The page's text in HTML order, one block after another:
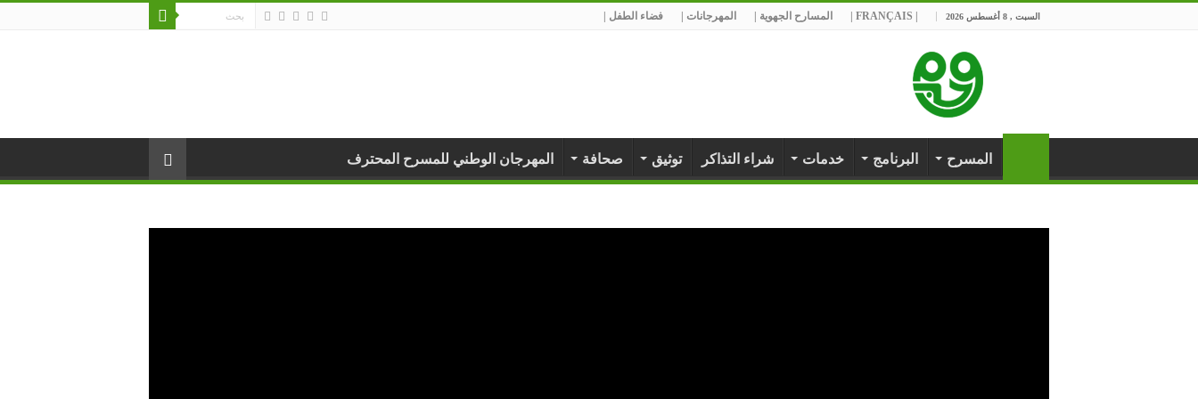
السبت , 8 أغسطس 2026 المسارح الجهوية | المهرجانات | فضاء الطفل |
المسرح البرنامج خدمات شراء التذاكر توثيق صحافة المهرجان الوطني للمسرح المحترف